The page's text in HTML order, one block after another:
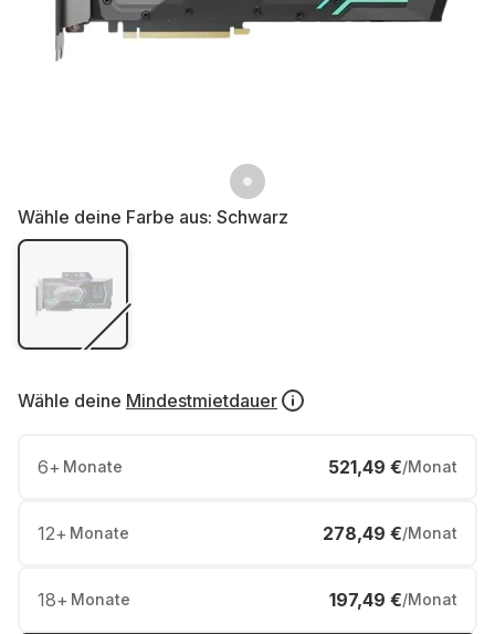
Wähle deine Farbe aus: Schwarz
Wähle deine Mindestmietdauer
6+ Monate 521,49 €/Monat
12+ Monate 278,49 €/Monat
18+ Monate 197,49 €/Monat